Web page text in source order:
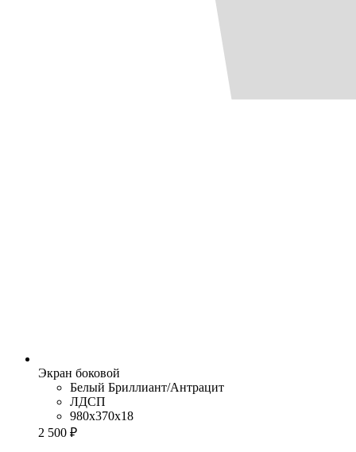
Экран боковой
Белый Бриллиант/Антрацит
ЛДСП
980x370x18
2 500 ₽